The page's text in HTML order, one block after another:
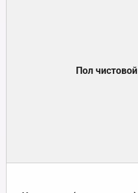
Пол чистовой